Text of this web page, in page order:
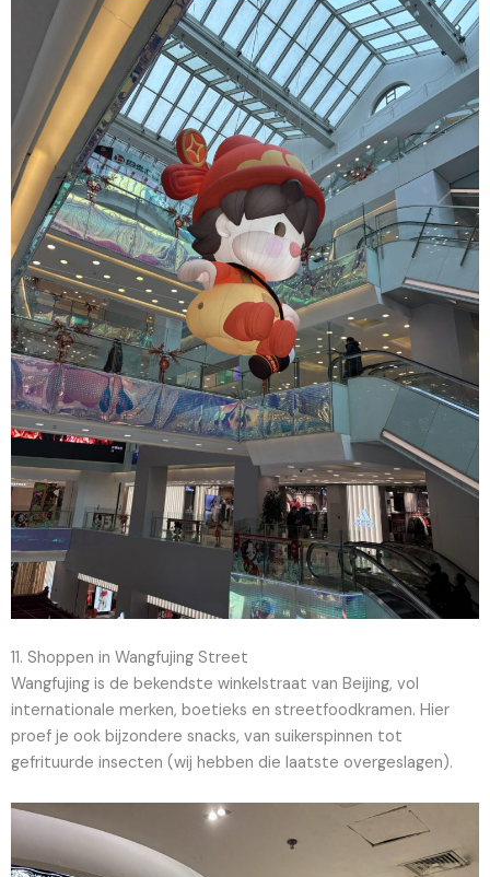
11. Shoppen in Wangfujing Street
Wangfujing is de bekendste winkelstraat van Beijing, vol
internationale merken, boetieks en streetfoodkramen. Hier
proef je ook bijzondere snacks, van suikerspinnen tot
gefrituurde insecten (wij hebben die laatste overgeslagen).